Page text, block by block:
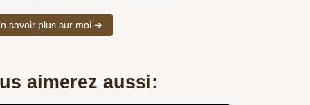
savoir plus sur moi ➜
aimerez aussi: